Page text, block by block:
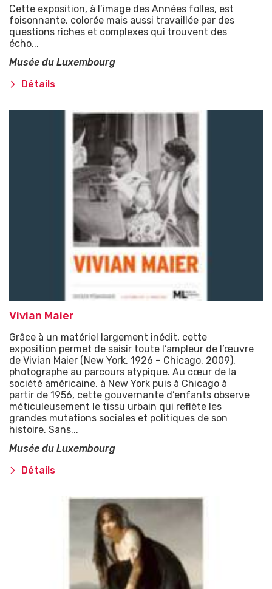
Cette exposition, à l’image des Années folles, est
foisonnante, colorée mais aussi travaillée par des
questions riches et complexes qui trouvent des
écho...
Musée du Luxembourg
Détails
Vivian Maier
Grâce à un matériel largement inédit, cette
exposition permet de saisir toute l’ampleur de l’œuvre
de Vivian Maier (New York, 1926 – Chicago, 2009),
photographe au parcours atypique. Au cœur de la
société américaine, à New York puis à Chicago à
partir de 1956, cette gouvernante d’enfants observe
méticuleusement le tissu urbain qui reflète les
grandes mutations sociales et politiques de son
histoire. Sans...
Musée du Luxembourg
Détails